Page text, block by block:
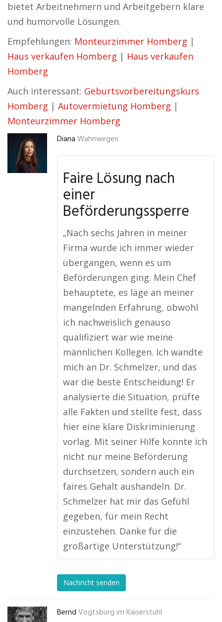
bietet Arbeitnehmern und Arbeitgebern klare
und humorvolle Lösungen.
Empfehlungen: Monteurzimmer Homberg |
Haus verkaufen Homberg | Haus verkaufen
Homberg
Auch interessant: Geburtsvorbereitungskurs
Homberg | Autovermietung Homberg |
Monteurzimmer Homberg
Diana Wahnwegen
Faire Lösung nach
einer
Beförderungssperre
„Nach sechs Jahren in meiner
Firma wurde ich immer wieder
übergangen, wenn es um
Beförderungen ging. Mein Chef
behauptete, es läge an meiner
mangelnden Erfahrung, obwohl
ich nachweislich genauso
qualifiziert war wie meine
männlichen Kollegen. Ich wandte
mich an Dr. Schmelzer, und das
war die beste Entscheidung! Er
analysierte die Situation, prüfte
alle Fakten und stellte fest, dass
hier eine klare Diskriminierung
vorlag. Mit seiner Hilfe konnte ich
nicht nur meine Beförderung
durchsetzen, sondern auch ein
faires Gehalt aushandeln. Dr.
Schmelzer hat mir das Gefühl
gegeben, für mein Recht
einzustehen. Danke für die
großartige Unterstützung!“
Nachricht senden
Bernd Vogtsburg im Kaiserstuhl